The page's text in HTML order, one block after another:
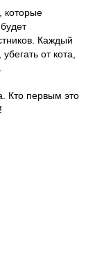
которые
Каждый
от кота,
Кто первым это